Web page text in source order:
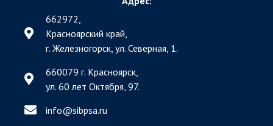
662972,
Красноярский край,
г. Железногорск, ул. Северная, 1.
660079 г. Красноярск,
ул. 60 лет Октября, 97.
info@sibpsa.ru